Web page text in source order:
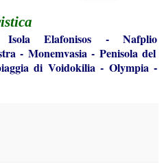
Isola Elafonisos -Nafplio
- Monemvasia- Penisola del
di Voidokilia- Olympia -